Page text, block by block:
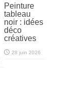
Peinture
tableau
noir : idées
déco
créatives
28 juin 2026